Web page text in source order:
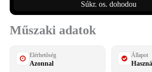
Műszaki adatok
Elérhetőség
Azonnal
Állapot